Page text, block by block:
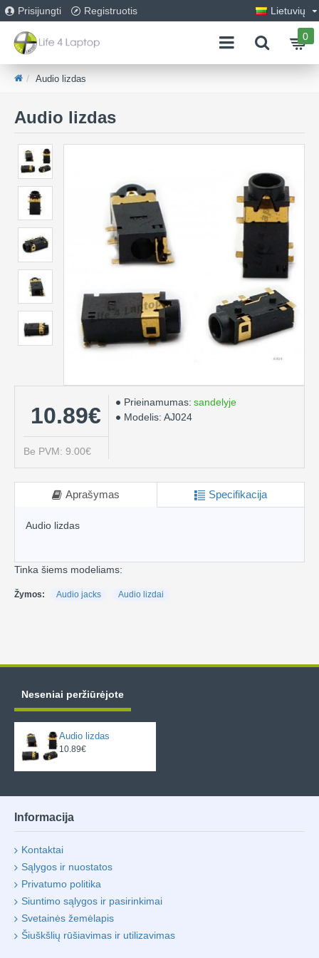
Prisijungti Registruotis Lietuvių
0
Audio lizdas
Audio lizdas
10.89€
Be PVM: 9.00€
Prieinamumas: sandelyje
Modelis: AJ024
Aprašymas Specifikacija
Audio lizdas
Tinka šiems modeliams:
Žymos: Audio jacks Audio lizdai
Neseniai peržiūrėjote
Audio lizdas
10.89€
Informacija
Kontaktai
Sąlygos ir nuostatos
Privatumo politika
Siuntimo sąlygos ir pasirinkimai
Svetainės žemėlapis
Šiuškšlių rūšiavimas ir utilizavimas